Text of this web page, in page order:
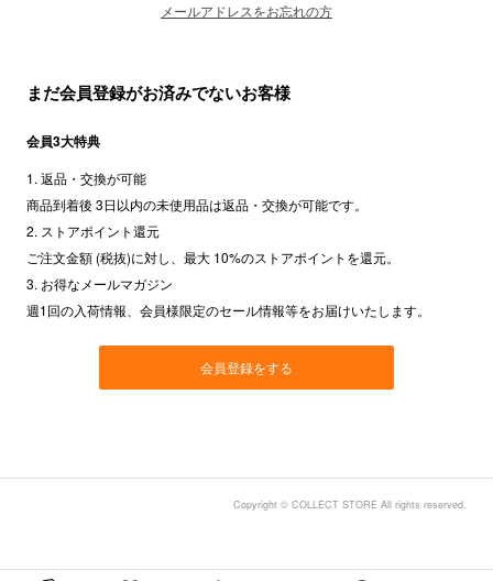
メールアドレスをお忘れの方
まだ会員登録がお済みでないお客様
会員3大特典
1. 返品・交換が可能
商品到着後 3日以内の未使用品は返品・交換が可能です。
2. ストアポイント還元
ご注文金額 (税抜)に対し、最大 10%のストアポイントを還元。
3. お得なメールマガジン
週1回の入荷情報、会員様限定のセール情報等をお届けいたします。
会員登録をする
Copyright © COLLECT STORE All rights reserved.